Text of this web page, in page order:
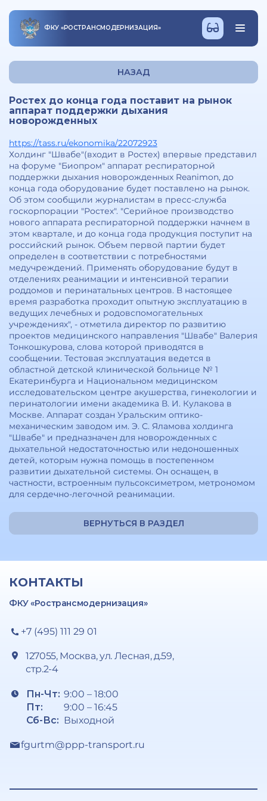
ФКУ «РОСТРАНСМОДЕРНИЗАЦИЯ»
НАЗАД
Ростех до конца года поставит на рынок
аппарат поддержки дыхания
новорожденных
https://tass.ru/ekonomika/22072923
Холдинг "Швабе"(входит в Ростех) впервые представил
на форуме "Биопром" аппарат респираторной
поддержки дыхания новорожденных Reanimon, до
конца года оборудование будет поставлено на рынок.
Об этом сообщили журналистам в пресс-служба
госкорпорации "Ростех". "Серийное производство
нового аппарата респираторной поддержки начнем в
этом квартале, и до конца года продукция поступит на
российский рынок. Объем первой партии будет
определен в соответствии с потребностями
медучреждений. Применять оборудование будут в
отделениях реанимации и интенсивной терапии
роддомов и перинатальных центров. В настоящее
время разработка проходит опытную эксплуатацию в
ведущих лечебных и родовспомогательных
учреждениях", - отметила директор по развитию
проектов медицинского направления "Швабе" Валерия
Тонкошкурова, слова которой приводятся в
сообщении. Тестовая эксплуатация ведется в
областной детской клинической больнице № 1
Екатеринбурга и Национальном медицинском
исследовательском центре акушерства, гинекологии и
перинатологии имени академика В. И. Кулакова в
Москве. Аппарат создан Уральским оптико-
механическим заводом им. Э. С. Яламова холдинга
"Швабе" и предназначен для новорожденных с
дыхательной недостаточностью или недоношенных
детей, которым нужна помощь в постепенном
развитии дыхательной системы. Он оснащен, в
частности, встроенным пульсоксиметром, метрономом
для сердечно-легочной реанимации.
ВЕРНУТЬСЯ В РАЗДЕЛ
КОНТАКТЫ
ФКУ «Ространсмодернизация»
+7 (495) 111 29 01
127055, Москва, ул. Лесная, д.59,
стр.2-4
Пн-Чт:
Пт:
Сб-Вс:
9:00 – 18:00
9:00 – 16:45
Выходной
fgurtm@ppp-transport.ru